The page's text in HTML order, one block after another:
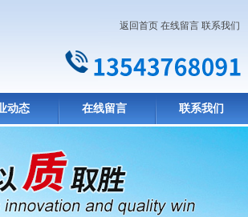
返回首页 在线留言 联系我们
动态 在线留言 联系我们